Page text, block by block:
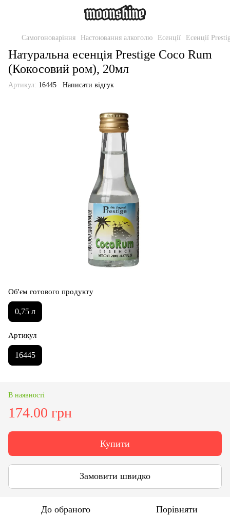
Самогоноваріння Настоювання алкоголю Есенції Есенції
Натуральна есенція Prestige Coco Rum
(Кокосовий ром), 20мл
Артикул: 16445 Написати відгук
Об'єм готового продукту
0,75 л
Артикул
16445
В наявності
174.00 грн
Купити
Замовити швидко
До обраного Порівняти